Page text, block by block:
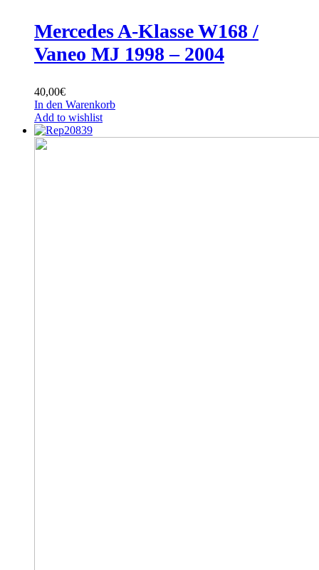
Mercedes A-Klasse W168 /
Vaneo MJ 1998 – 2004
40,00€
In den Warenkorb
Add to wishlist